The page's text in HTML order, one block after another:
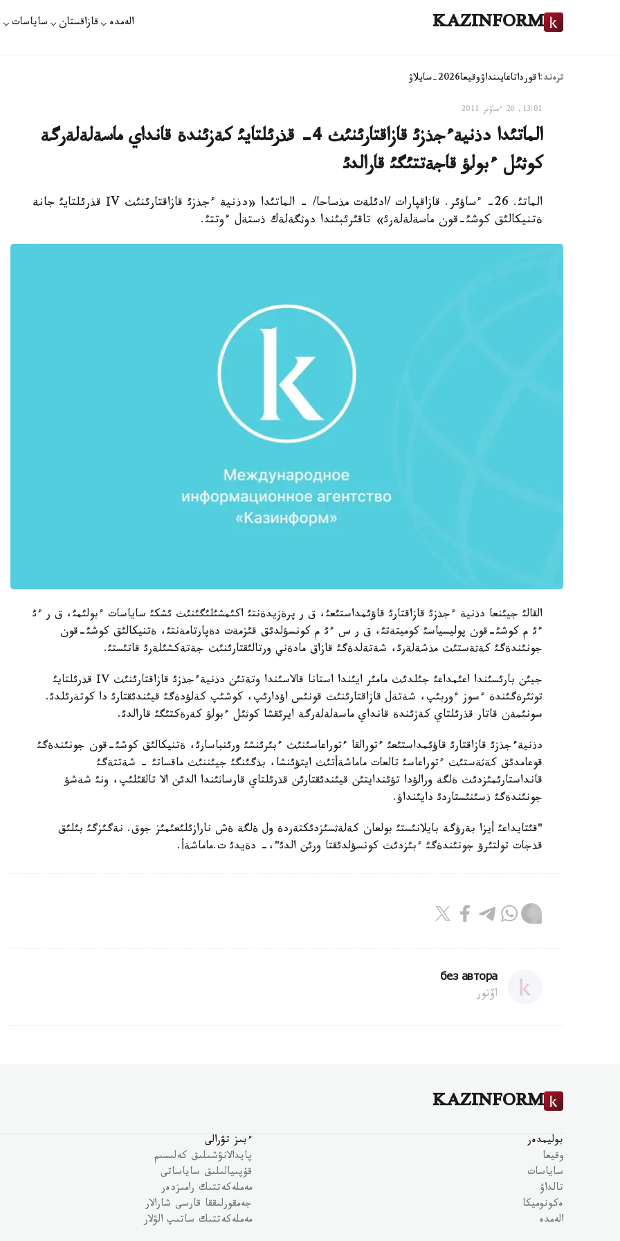
KAZINFORM الەمدە قازاقستان ساياسات
ترەند:اقورداتاعايىنداۋوقيعا2026-سايلاۋ
13:01, 26 ءساۋىر 2011
الماتئدا دذنيةءجذزئ قازاقتارئنئث 4- قذرئلتايئ كةزئندة قانداي ماسةلةلةرگة
كوثئل ءبولؤ قاجةتتئگئ قارالدئ
الماتئ. 26- ءساؤئر. قازاقپارات /ادئلةت مذساحا/ - الماتئدا «دذنية ءجذزئ قازاقتارئنئث ІV قذرئلتايئ جانة
ةتنيكالئق كوشئ-قون ماسةلةلةرئ» تاقئرئبئندا دوثگةلةك ذستةل ءوتتئ.
القالئ جيئنعا دذنية ءجذزئ قازاقتارئ قاؤئمداستئعئ، ق ر پرةزيدةنتئ اكئمشئلئگئنئث ئشكئ ساياسات ءبولئمئ، ق ر ءئ
ءئ م كوشئ-قون پوليسياسئ كوميتةتئ، ق ر س ءئ م كونسؤلدئق قئزمةت دةپارتامةنتئ، ةتنيكالئق كوشئ-قون
جونئندةگئ كةثةستئث مذشةلةرئ، شةتةلدةگئ قازاق مادةني ورتالئقتارئنئث جةتةكشئلةرئ قاتئستئ.
جيئن بارئسئندا اعئمداعئ جئلدئث مامئر ايئندا استانا قالاسئندا وتةتئن دذنيةءجذزئ قازاقتارئنئث ІV قذرئلتايئ
توثئرةگئندة ءسوز ءوربئپ، شةتةل قازاقتارئنئث قونئس اؤدارئپ، كوشئپ كةلؤدةگئ قيئندئقتارئ دا كوتةرئلدئ.
سونئمةن قاتار قذرئلتاي كةزئندة قانداي ماسةلةلةرگة ايرئقشا كوثئل ءبولؤ كةرةكتئگئ قارالدئ.
دذنيةءجذزئ قازاقتارئ قاؤئمداستئعئ ءتورالقا ءتوراعاسئنئث ءبئرئنشئ ورئنباسارئ، ةتنيكالئق كوشئ-قون جونئندةگئ
قوعامدئق كةثةستئث ءتوراعاسئ تالعات ماماشةأتئث ايتؤئنشا، بذگئنگئ جيئننئث ماقساتئ - شةتتةگئ
قانداستارئمئزدئث ةلگة ورالؤدا تؤئندايتئن قيئندئقتارئن قذرئلتاي قارساثئندا الدئن الا تالقئلئپ، ونئ شةشؤ
جونئندةگئ ذسئنئستاردئ دايئنداؤ.
"قئتايداعئ أيزا بةرؤگة بايلانئستئ بولعان كةلةثسئزدئكتةردة ول ةلگة ةش نارازئلئعئمئز جوق. نةگئزگئ بئلئق
قذجات تولتئرؤ جونئندةگئ ءبئزدئث كونسؤلدئقتا ورئن الدئ"،- دةيدئ ت.ماماشةأ.
без автора
اۆتور
KAZINFORM
بوليمدەر
وقيعا
ساياسات
تالداۋ
ەكونوميكا
الەمدە
ءبىز تۋرالى
پايدالانۋشىلىق كەلىسىم
قۇپىيالىلىق ساياساتى
مەملەكەتتىك رامىزدەر
جەمقورلىققا قارسى شارالار
مەملەكەتتىك ساتىپ الۋلار